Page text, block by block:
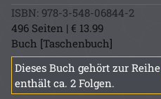
ISBN: 978-3-548-06844-2
496 Seiten | € 13.99
Buch [Taschenbuch]
Dieses Buch gehört zur Reihe
enthält ca. 2 Folgen.